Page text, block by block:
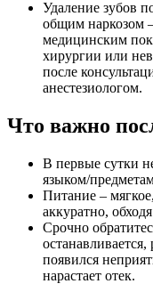
Удаление зубов
общим наркозом
медицинским
хирургии или
после
анестезиологом.
Что важно
В первые сутки
языком/
Питание –
аккуратно,
Срочно
останавливается,
появился
нарастает отек.